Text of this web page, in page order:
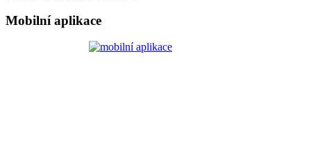
Mobilní aplikace